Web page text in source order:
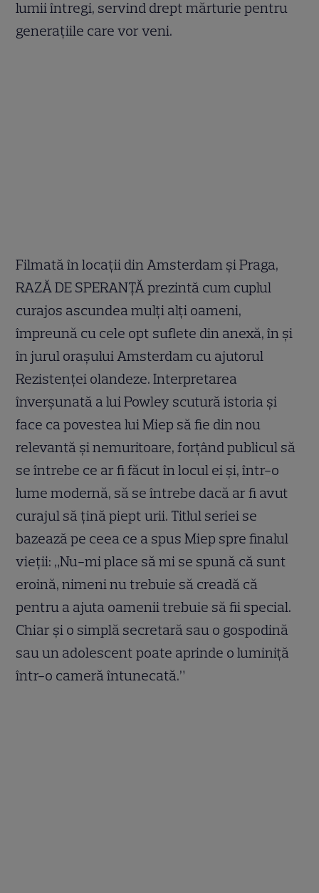
lumii întregi, servind drept mărturie pentru
generațiile care vor veni.
Filmată în locații din Amsterdam și Praga,
RAZĂ DE SPERANȚĂ prezintă cum cuplul
curajos ascundea mulți alți oameni,
împreună cu cele opt suflete din anexă, în și
în jurul orașului Amsterdam cu ajutorul
Rezistenței olandeze. Interpretarea
înverșunată a lui Powley scutură istoria și
face ca povestea lui Miep să fie din nou
relevantă și nemuritoare, forțând publicul să
se întrebe ce ar fi făcut în locul ei și, într-o
lume modernă, să se întrebe dacă ar fi avut
curajul să țină piept urii. Titlul seriei se
bazează pe ceea ce a spus Miep spre finalul
vieții: „Nu-mi place să mi se spună că sunt
eroină, nimeni nu trebuie să creadă că
pentru a ajuta oamenii trebuie să fii special.
Chiar și o simplă secretară sau o gospodină
sau un adolescent poate aprinde o luminiță
într-o cameră întunecată.”